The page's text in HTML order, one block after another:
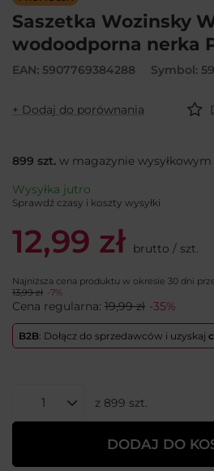
Saszetka Wozinsky
wodoodporna nerka
EAN: 5907769384288 Symbol:
+ Dodaj do porównania
899 szt. w magazynie wysyłkowym
Wysyłka jutro
Sprawdź czasy i koszty wysyłki
12,99 zł brutto / szt.
Najniższa cena produktu w okresie 30 dni
13,99 zł
-7%
Cena regularna: 19,99 zł -35%
B2B: Dołącz do sprzedawców i uzyskaj
z 899 szt.
DODAJ DO